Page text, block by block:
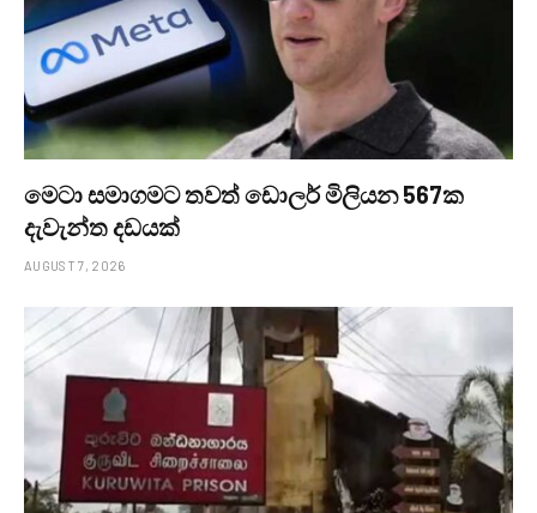
මෙටා සමාගමට තවත් ඩොලර් මිලියන 567ක
දැවැන්ත දඩයක්
AUGUST 7, 2026